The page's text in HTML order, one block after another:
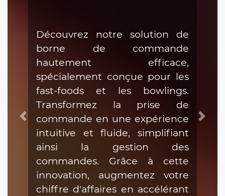
Découvrez notre solution de
borne de commande
hautement efficace,
spécialement conçue pour les
fast-foods et les bowlings.
Transformez la prise de
commande en une expérience
intuitive et fluide, simplifiant
ainsi la gestion des
commandes. Grâce à cette
innovation, augmentez votre
chiffre d'affaires en accélérant
Précédent